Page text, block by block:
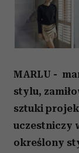
MARLU -
stylu,
sztuki
uczestniczy
określony